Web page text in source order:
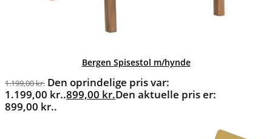
Bergen Spisestol m/hynde
1.199,00kr. Den oprindelige pris var:
1.199,00 kr..899,00 kr.Den aktuelle pris er:
899,00 kr..